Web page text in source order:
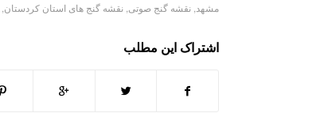
مشهد نقشه گنج صوتی نقشه گنج های استان کردستان
اشتراک این مطلب